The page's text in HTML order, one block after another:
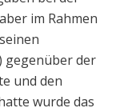
im Rahmen
gegenüber der
und den
wurde das